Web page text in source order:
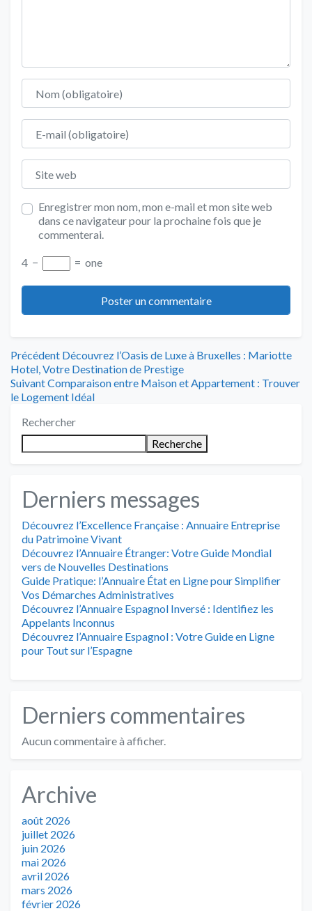
Nom
E-mail
Site web
Enregistrer mon nom, mon e-mail et mon site web
dans ce navigateur pour la prochaine fois que je
commenterai.
4 − = one
Navigation
de
l’article
Précédent Article
précédent
:
Découvrez l’Oasis de Luxe à Bruxelles : Mariotte
Hotel, Votre Destination de Prestige
SuivantArticle
suivant
Comparaison entre Maison et Appartement : Trouver
le Logement Idéal
Rechercher
Recherche
Derniers messages
Découvrez l’Excellence Française : Annuaire Entreprise
du Patrimoine Vivant
Découvrez l’Annuaire Étranger: Votre Guide Mondial
vers de Nouvelles Destinations
Guide Pratique: l’Annuaire État en Ligne pour Simplifier
Vos Démarches Administratives
Découvrez l’Annuaire Espagnol Inversé : Identifiez les
Appelants Inconnus
Découvrez l’Annuaire Espagnol : Votre Guide en Ligne
pour Tout sur l’Espagne
Derniers commentaires
Aucun commentaire à afficher.
Archive
août 2026
juillet 2026
juin 2026
mai 2026
avril 2026
mars 2026
février 2026